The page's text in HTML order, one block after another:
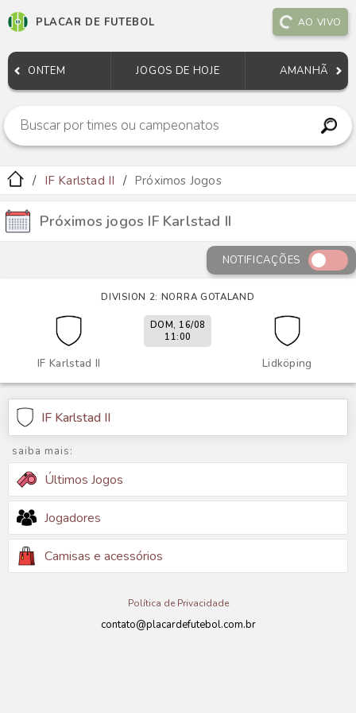
PLACAR DE FUTEBOL AO VIVO
ONTEM JOGOS DE HOJE AMANHÃ
IF Karlstad II Próximos Jogos
Próximos jogos IF Karlstad II
NOTIFICAÇÕES
DIVISION 2: NORRA GOTALAND
IF Karlstad II Lidköping
DOM, 16/08
11:00
IF Karlstad II
saiba mais:
Últimos Jogos
Jogadores
Camisas e acessórios
Política de Privacidade
contato@placardefutebol.com.br